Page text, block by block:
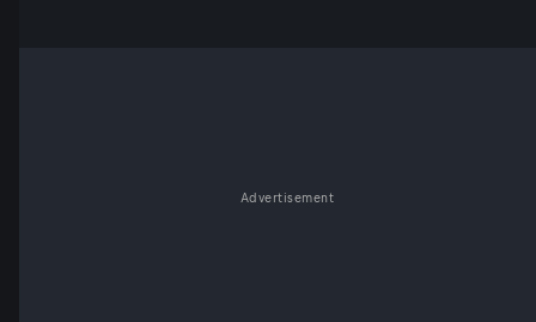
Advertisement